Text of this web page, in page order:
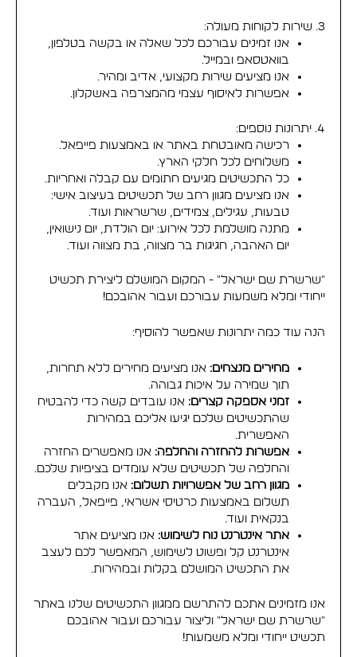
3. שירות לקוחות מעולה:
אנו זמינים עבורכם לכל שאלה או בקשה בטלפון,
בוואטסאפ ובמייל.
אנו מציעים שירות מקצועי, אדיב ומהיר.
אפשרות לאיסוף עצמי מהמצרפה באשקלון.
4. יתרונות נוספים:
רכישה מאובטחת באתר או באמצעות פייפאל.
משלוחים לכל חלקי הארץ.
כל התכשיטים מגיעים חתומים עם קבלה ואחריות.
אנו מציעים מגוון רחב של תכשיטים בעיצוב אישי:
טבעות, עגילים, צמידים, שרשראות ועוד.
מתנה מושלמת לכל אירוע: יום הולדת, יום נישואין,
יום האהבה, חגיגות בר מצווה, בת מצווה ועוד.
"שרשרת שם ישראל" - המקום המושלם ליצירת תכשיט
ייחודי ומלא משמעות עבורכם ועבור אהובכם!
הנה עוד כמה יתרונות שאפשר להוסיף:
מחירים מנצחים: אנו מציעים מחירים ללא תחרות,
תוך שמירה על איכות גבוהה.
זמני אספקה קצרים: אנו עובדים קשה כדי להבטיח
שהתכשיטים שלכם יגיעו אליכם במהירות
האפשרית.
אפשרות להחזרה והחלפה: אנו מאפשרים החזרה
והחלפה של תכשיטים שלא עומדים בציפיות שלכם.
מגוון רחב של אפשרויות תשלום: אנו מקבלים
תשלום באמצעות כרטיסי אשראי, פייפאל, העברה
בנקאית ועוד.
אתר אינטרנט נוח לשימוש: אנו מציעים אתר
אינטרנט קל ופשוט לשימוש, המאפשר לכם לעצב
את התכשיט המושלם בקלות ובמהירות.
אנו מזמינים אתכם להתרשם ממגוון התכשיטים שלנו באתר
"שרשרת שם ישראל" וליצור עבורכם ועבור אהובכם
תכשיט ייחודי ומלא משמעות!